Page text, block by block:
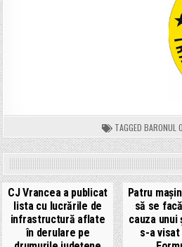
TAGGEDBARONUL
CJ Vrancea a publicat
lista cu lucrările de
infrastructură aflate
în derulare pe
Patru
să se
cauza
s-a